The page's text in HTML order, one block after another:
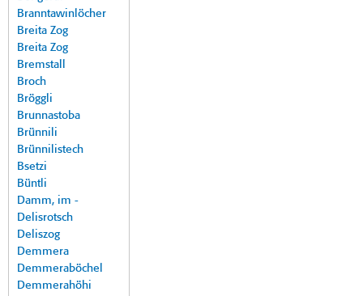
Branntawinlöcher
Breita Zog
Breita Zog
Bremstall
Broch
Bröggli
Brunnastoba
Brünnili
Brünnilistech
Bsetzi
Büntli
Damm, im -
Delisrotsch
Deliszog
Demmera
Demmeraböchel
Demmerahöhi